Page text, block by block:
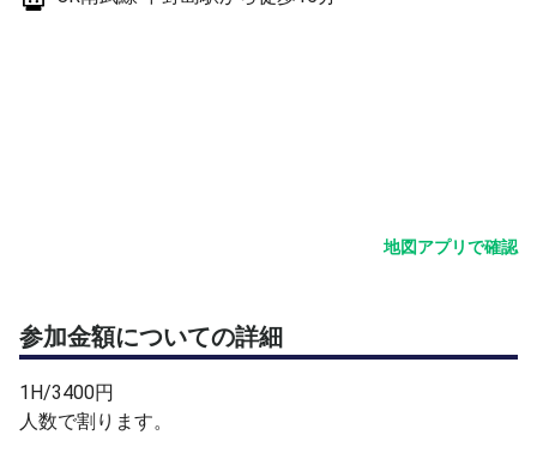
・コート外にボールが出た場合はすぐに回収お願いしま
地図アプリで確認
参加金額についての詳細
1H/3400円
人数で割ります。